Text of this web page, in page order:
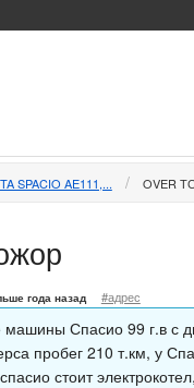
SPACIO AE111,... OVER
года назад #адрес
Спасио 99 г.в с
пробег 210 т.км, у
стоит